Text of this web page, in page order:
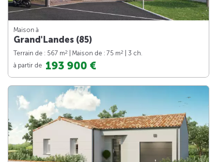
Maison à
Grand'Landes (85)
Terrain de : 567 m2 | Maison de : 75 m2
| 3 ch.
à partir de 193 900 €